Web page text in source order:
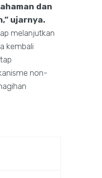
dan
ujarnya.
melanjutkan
kembali
non-